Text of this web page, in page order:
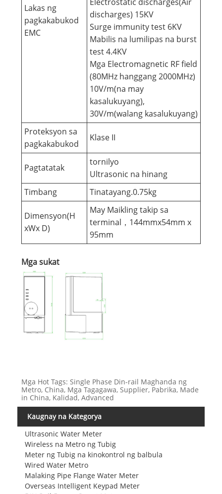
Lakas ng
pagkakabukod
EMC
discharges) 15KV
Surge immunity test 6KV
Mabilis na lumilipas na burst
test 4.4KV
Mga Electromagnetic RF field
(80MHz hanggang 2000MHz)
10V/m(na may
kasalukuyang),
30V/m(walang kasalukuyang)
Proteksyon sa
pagkakabukod
Klase II
Pagtatatak
tornilyo
Ultrasonic na hinang
Timbang
Tinatayang.0.75kg
Dimensyon(H
xWx D)
May Maikling takip sa
terminal，144mmx54mm x
95mm
Mga sukat
Mga Hot Tags: Single Phase Din-rail Maghanda ng
Metro, China, Mga Tagagawa, Supplier, Pabrika, Made
in China, Kalidad, Advanced
Kaugnay na Kategorya
Ultrasonic Water Meter
Wireless na Metro ng Tubig
Meter ng Tubig na kinokontrol ng balbula
Wired Water Metro
Malaking Pipe Flange Water Meter
Overseas Intelligent Keypad Meter